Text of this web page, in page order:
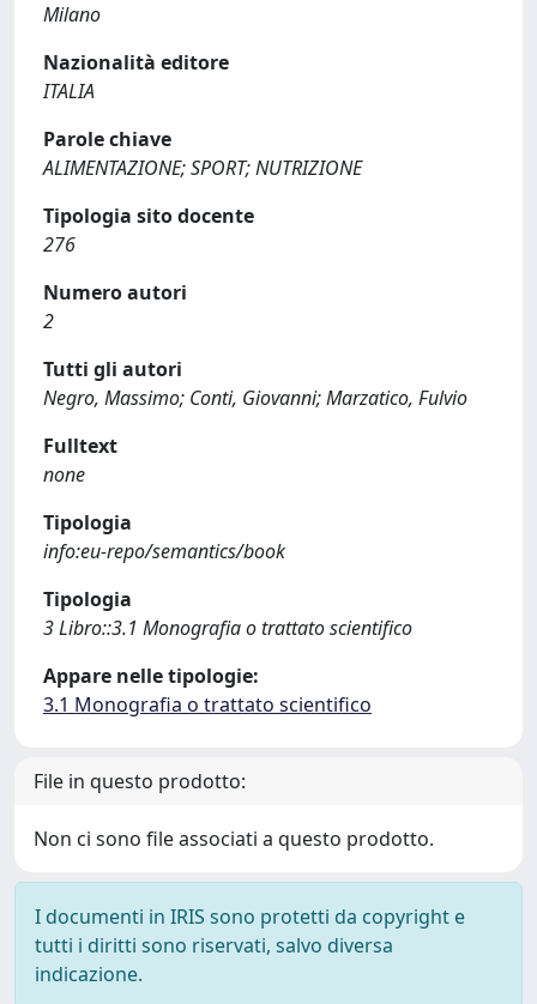
Milano
Nazionalità editore
ITALIA
Parole chiave
ALIMENTAZIONE; SPORT; NUTRIZIONE
Tipologia sito docente
276
Numero autori
2
Tutti gli autori
Negro, Massimo; Conti, Giovanni; Marzatico, Fulvio
Fulltext
none
Tipologia
info:eu-repo/semantics/book
Tipologia
3 Libro::3.1 Monografia o trattato scientifico
Appare nelle tipologie:
3.1 Monografia o trattato scientifico
File in questo prodotto:
Non ci sono file associati a questo prodotto.
I documenti in IRIS sono protetti da copyright e
tutti i diritti sono riservati, salvo diversa
indicazione.